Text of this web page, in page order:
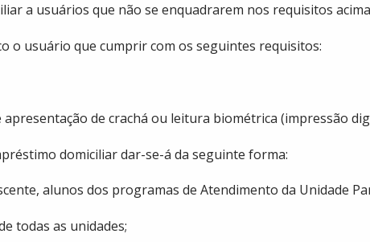
a usuários que não se enquadrarem nos requisitos
o usuário que cumprir com os seguintes requisitos:
de crachá ou leitura biométrica (impressão
domiciliar dar-se-á da seguinte forma:
alunos dos programas de Atendimento da Unidade
todas as unidades;